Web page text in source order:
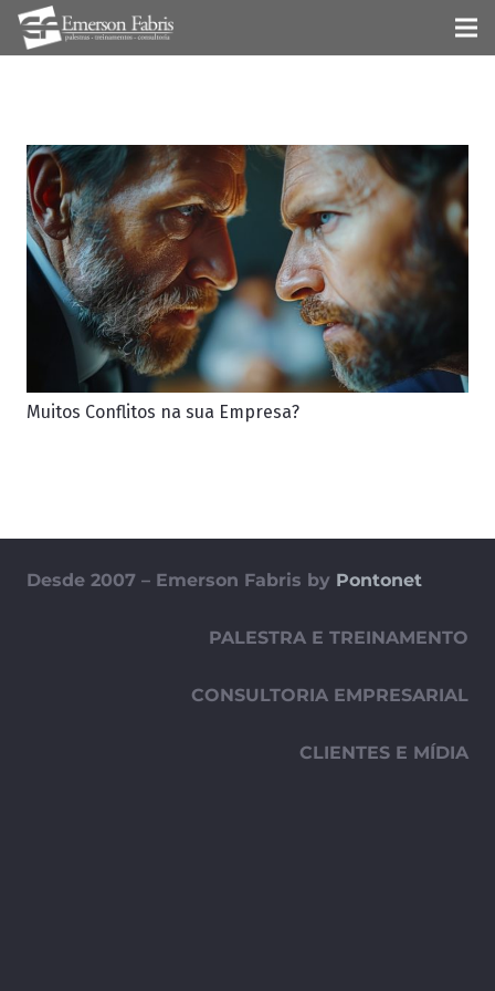
Muitos Conflitos na sua Empresa?
Desde 2007 – Emerson Fabris by Pontonet
PALESTRA E TREINAMENTO
CONSULTORIA EMPRESARIAL
CLIENTES E MÍDIA